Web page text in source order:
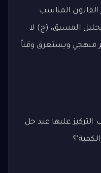
القانون المناسب
المسبق، (ج) لا
منهجي ويستغرق وقتاً
عليها عند حل